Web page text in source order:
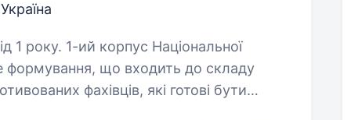
формування, що входить до складу
фахівців, які готові бути